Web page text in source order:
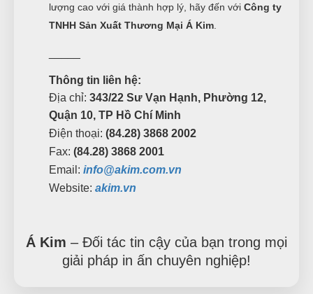
lượng cao với giá thành hợp lý, hãy đến với Công ty
TNHH Sản Xuất Thương Mại Á Kim
Thông tin liên hệ:
Địa chỉ: 343/22 Sư Vạn Hạnh, Phường 12,
Quận 10, TP Hồ Chí Minh
Điện thoại: (84.28) 3868 2002
Fax: (84.28) 3868 2001
Email: info@akim.com.vn
Website: akim.vn
Á Kim – Đối tác tin cậy của bạn trong mọi
giải pháp in ấn chuyên nghiệp!